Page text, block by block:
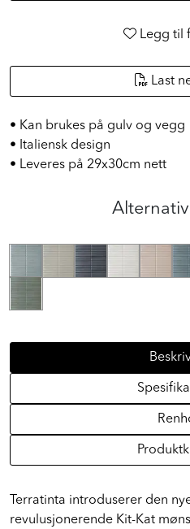
Legg til
Last
• Kan brukes på gulv og vegg
• Italiensk design
• Leveres på 29x30cm nett
Terratinta introduserer den
revulusjonerende Kit-Kat